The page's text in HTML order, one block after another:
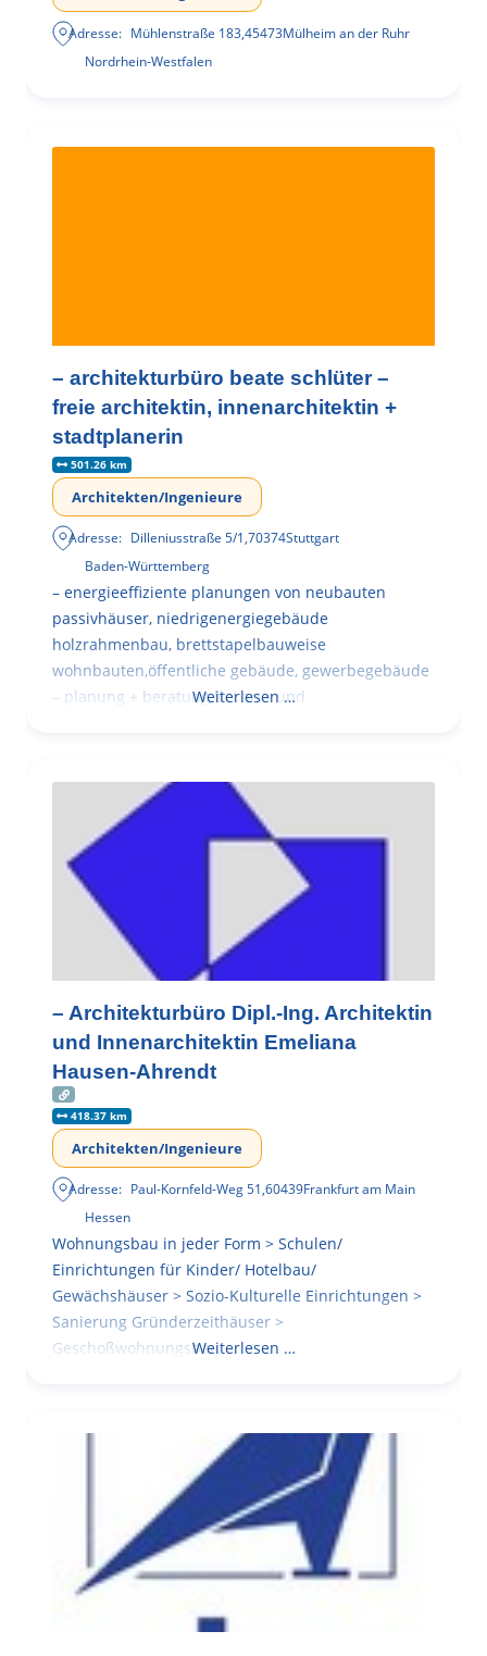
Adresse: Mühlenstraße 183,45473Mülheim an der Ruhr
Nordrhein-Westfalen
– architekturbüro beate schlüter –
freie architektin, innenarchitektin +
stadtplanerin
501.26 km
Architekten/Ingenieure
Adresse: Dilleniusstraße 5/1,70374Stuttgart
Baden-Württemberg
– energieeffiziente planungen von neubauten
passivhäuser, niedrigenergiegebäude
holzrahmenbau, brettstapelbauweise
wohnbauten,öffentliche gebäude, gewerbegebäude
– planung + beratung bei an – und
Weiterlesen …
– Architekturbüro Dipl.-Ing. Architektin
und Innenarchitektin Emeliana
Hausen-Ahrendt
418.37 km
Architekten/Ingenieure
Adresse: Paul-Kornfeld-Weg 51,60439Frankfurt am Main
Hessen
Wohnungsbau in jeder Form > Schulen/
Einrichtungen für Kinder/ Hotelbau/
Gewächshäuser > Sozio-Kulturelle Einrichtungen >
Sanierung Gründerzeithäuser >
GeschoßwohnungsbauWeiterlesen …